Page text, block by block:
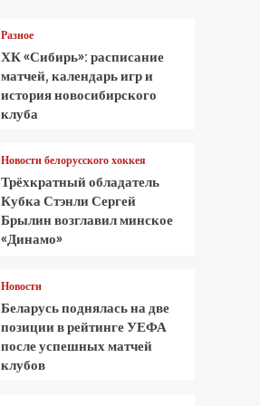
Разное
ХК «Сибирь»: расписание
матчей, календарь игр и
история новосибирского
клуба
Новости белорусского хоккея
Трёхкратный обладатель
Кубка Стэнли Сергей
Брылин возглавил минское
«Динамо»
Новости
Беларусь поднялась на две
позиции в рейтинге УЕФА
после успешных матчей
клубов